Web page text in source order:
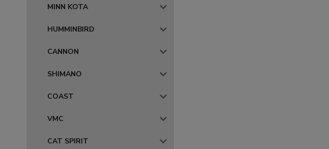
MINN KOTA
HUMMINBIRD
CANNON
SHIMANO
COAST
VMC
CAT SPIRIT